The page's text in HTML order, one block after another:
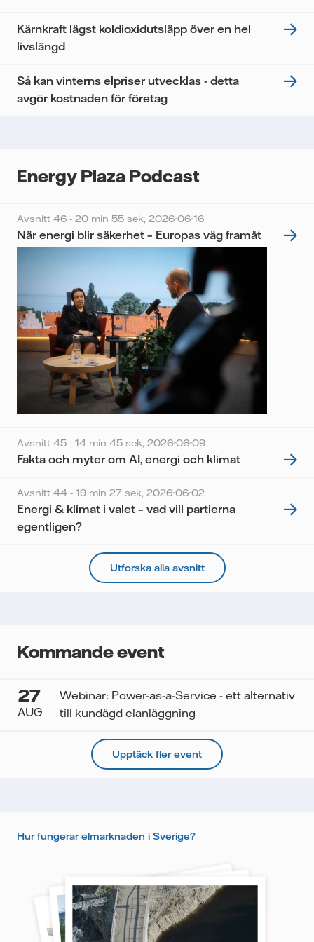
Kärnkraft lägst koldioxidutsläpp över en hel
livslängd
Så kan vinterns elpriser utvecklas - detta
avgör kostnaden för företag
Energy Plaza Podcast
Avsnitt 46 - 20 min 55 sek, 2026-06-16
När energi blir säkerhet – Europas väg framåt
Avsnitt 45 - 14 min 45 sek, 2026-06-09
Fakta och myter om AI, energi och klimat
Avsnitt 44 - 19 min 27 sek, 2026-06-02
Energi & klimat i valet – vad vill partierna
egentligen?
Utforska alla avsnitt
Kommande event
27
AUG
Webinar: Power-as-a-Service - ett alternativ
till kundägd elanläggning
Upptäck fler event
Hur fungerar elmarknaden i Sverige?